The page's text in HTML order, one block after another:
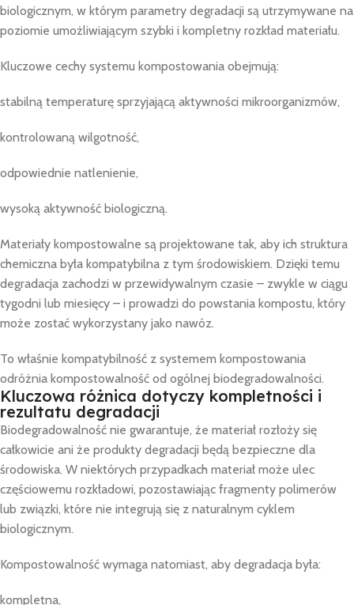
biologicznym, w którym parametry degradacji są utrzymywane na
poziomie umożliwiającym szybki i kompletny rozkład materiału.
Kluczowe cechy systemu kompostowania obejmują:
stabilną temperaturę sprzyjającą aktywności mikroorganizmów,
kontrolowaną wilgotność,
odpowiednie natlenienie,
wysoką aktywność biologiczną.
Materiały kompostowalne są projektowane tak, aby ich struktura
chemiczna była kompatybilna z tym środowiskiem. Dzięki temu
degradacja zachodzi w przewidywalnym czasie – zwykle w ciągu
tygodni lub miesięcy – i prowadzi do powstania kompostu, który
może zostać wykorzystany jako nawóz.
To właśnie kompatybilność z systemem kompostowania
odróżnia kompostowalność od ogólnej biodegradowalności.
Kluczowa różnica dotyczy kompletności i
rezultatu degradacji
Biodegradowalność nie gwarantuje, że materiał rozłoży się
całkowicie ani że produkty degradacji będą bezpieczne dla
środowiska. W niektórych przypadkach materiał może ulec
częściowemu rozkładowi, pozostawiając fragmenty polimerów
lub związki, które nie integrują się z naturalnym cyklem
biologicznym.
Kompostowalność wymaga natomiast, aby degradacja była:
kompletna,